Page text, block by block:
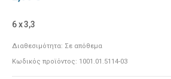
6 x 3,3
Διαθεσιμότητα: Σε απόθεμα
Κωδικός προϊόντος: 1001.01.5114-03